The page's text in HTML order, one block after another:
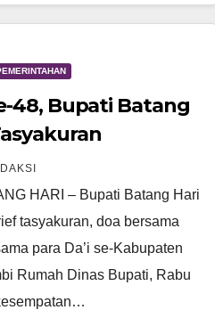
48, Bupati Batang
HARI – Bupati Batang Hari
tasyakuran, doa bersama
para Da’i se-Kabupaten
Rumah Dinas Bupati, Rabu